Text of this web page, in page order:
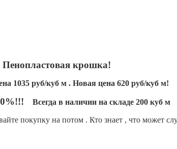
Пенопластовая крошка!
1035 руб/куб м . Новая цена 620 руб/куб м!
Всегда в наличии на складе 200 куб м
покупку на потом . Кто знает , что